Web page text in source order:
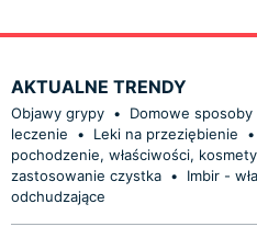
AKTUALNE TRENDY
Objawy grypy • Domowe sposoby
leczenie
• Leki na przeziębienie •
pochodzenie, właściwości,
zastosowanie czystka •
Imbir -
odchudzające